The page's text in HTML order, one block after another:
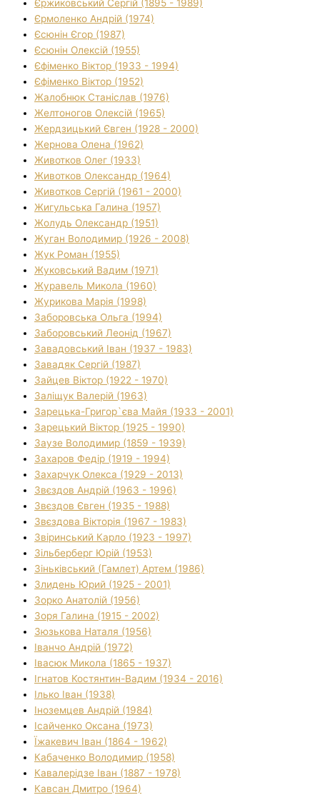
Єржиковський Сергій (1895 - 1989)
Єрмоленко Андрій (1974)
Єсюнін Єгор (1987)
Єсюнін Олексій (1955)
Єфіменко Віктор (1933 - 1994)
Єфіменко Віктор (1952)
Жалобнюк Станіслав (1976)
Желтоногов Олексій (1965)
Жердзицький Євген (1928 - 2000)
Жернова Олена (1962)
Животков Олег (1933)
Животков Олександр (1964)
Животков Сергій (1961 - 2000)
Жигульська Галина (1957)
Жолудь Олександр (1951)
Жуган Володимир (1926 - 2008)
Жук Роман (1955)
Жуковський Вадим (1971)
Журавель Микола (1960)
Журикова Марія (1998)
Заборовська Ольга (1994)
Заборовський Леонід (1967)
Завадовський Іван (1937 - 1983)
Завадяк Сергій (1987)
Зайцев Віктор (1922 - 1970)
Заліщук Валерій (1963)
Зарецька-Григор`єва Майя (1933 - 2001)
Зарецький Віктор (1925 - 1990)
Заузе Володимир (1859 - 1939)
Захаров Федір (1919 - 1994)
Захарчук Олекса (1929 - 2013)
Звєздов Андрій (1963 - 1996)
Звєздов Євген (1935 - 1988)
Звєздова Вікторія (1967 - 1983)
Звіринський Карло (1923 - 1997)
Зільберберг Юрій (1953)
Зіньківський (Гамлет) Артем (1986)
Злидень Юрий (1925 - 2001)
Зорко Анатолій (1956)
Зоря Галина (1915 - 2002)
Зюзькова Наталя (1956)
Іванчо Андрій (1972)
Івасюк Микола (1865 - 1937)
Ігнатов Костянтин-Вадим (1934 - 2016)
Ілько Іван (1938)
Іноземцев Андрій (1984)
Ісайченко Оксана (1973)
Їжакевич Іван (1864 - 1962)
Кабаченко Володимир (1958)
Кавалерідзе Іван (1887 - 1978)
Кавсан Дмитро (1964)